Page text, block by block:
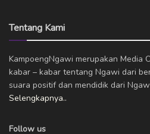
Tentang Kami
KampoengNgawi merupakan Media
kabar – kabar tentang Ngawi dari
suara positif dan mendidik dari
Selengkapnya..
Follow us